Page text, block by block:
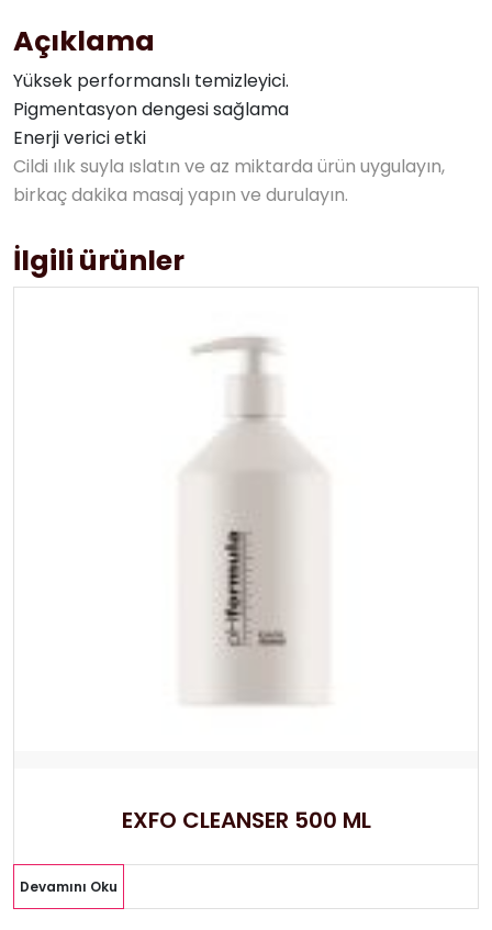
Açıklama
Yüksek performanslı temizleyici.
Pigmentasyon dengesi sağlama
Enerji verici etki
Cildi ılık suyla ıslatın ve az miktarda ürün uygulayın,
birkaç dakika masaj yapın ve durulayın.
İlgili ürünler
EXFO CLEANSER 500 ML
Devamını Oku